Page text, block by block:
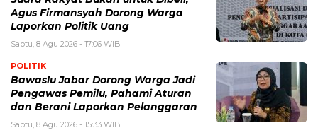
Agus Firmansyah Dorong Warga
Laporkan Politik Uang
Sabtu, 8 Agu 2026 - 17:06 WIB
POLITIK
Bawaslu Jabar Dorong Warga Jadi
Pengawas Pemilu, Pahami Aturan
dan Berani Laporkan Pelanggaran
Sabtu, 8 Agu 2026 - 15:33 WIB